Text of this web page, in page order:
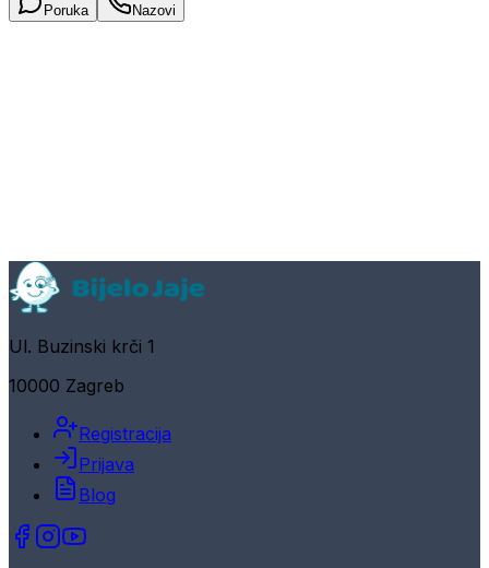
Poruka Nazovi
Ul. Buzinski krči 1
10000 Zagreb
Registracija
Prijava
Blog